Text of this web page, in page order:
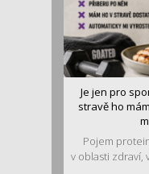
Je jen pro
stravě ho
Pojem
v oblasti zdraví,